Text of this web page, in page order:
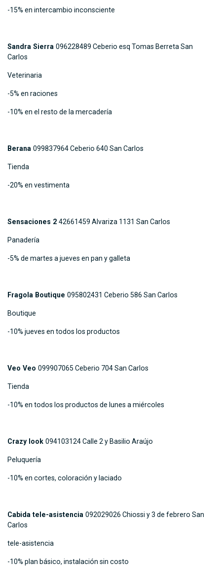
-15% en intercambio inconsciente
Sandra Sierra 096228489 Ceberio esq Tomas Berreta San
Carlos
Veterinaria
-5% en raciones
-10% en el resto de la mercadería
Berana 099837964 Ceberio 640 San Carlos
Tienda
-20% en vestimenta
Sensaciones 2 42661459 Alvariza 1131 San Carlos
Panadería
-5% de martes a jueves en pan y galleta
Fragola Boutique 095802431 Ceberio 586 San Carlos
Boutique
-10% jueves en todos los productos
Veo Veo 099907065 Ceberio 704 San Carlos
Tienda
-10% en todos los productos de lunes a miércoles
Crazy look 094103124 Calle 2 y Basilio Araújo
Peluquería
-10% en cortes, coloración y laciado
Cabida tele-asistencia 092029026 Chiossi y 3 de febrero San
Carlos
tele-asistencia
-10% plan básico, instalación sin costo